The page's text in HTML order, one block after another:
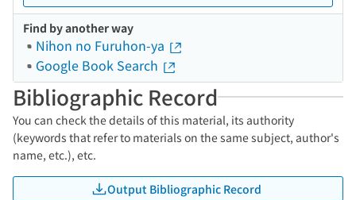
Find by another way
Nihon no Furuhon-ya
Google Book Search
Bibliographic Record
You can check the details of this material, its authority
(keywords that refer to materials on the same subject, author's
name, etc.), etc.
Output Bibliographic Record